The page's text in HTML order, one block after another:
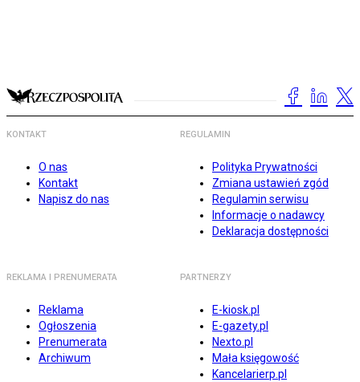
KONTAKT
O nas
Kontakt
Napisz do nas
REGULAMIN
Polityka Prywatności
Zmiana ustawień zgód
Regulamin serwisu
Informacje o nadawcy
Deklaracja dostępności
REKLAMA I PRENUMERATA
Reklama
Ogłoszenia
Prenumerata
Archiwum
PARTNERZY
E-kiosk.pl
E-gazety.pl
Nexto.pl
Mała księgowość
Kancelarierp.pl